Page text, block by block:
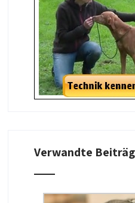
Verwandte